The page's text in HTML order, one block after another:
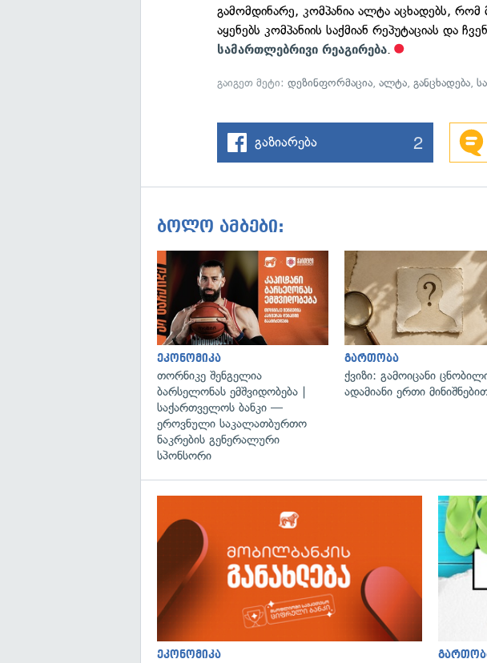
გამომდინარე, კომპანია ალტა აცხადებს, რომ
აყენებს კომპანიის საქმიან რეპუტაციას და
სამართლებრივი რეაგირება.
გაიგეთ მეტი:დეზინფორმაცია,ალტა,განცხადება,
გაზიარება 2
ბოლო ამბები:
ეკონომიკა
თორნიკე შენგელია
ბარსელონას ემშვიდობება |
საქართველოს ბანკი —
ეროვნული საკალათბურთო
ნაკრების გენერალური
სპონსორი
გართობა
ქვიზი: გამოიცანი
ადამიანი ერთი
ეკონომიკა